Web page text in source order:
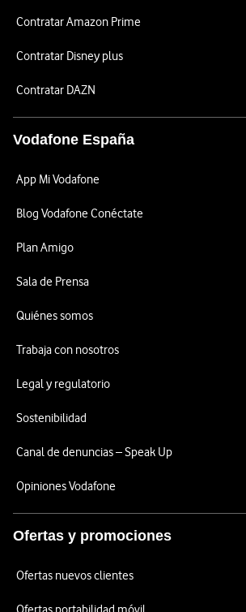
Contratar Amazon Prime
Contratar Disney plus
Contratar DAZN
Vodafone España
App Mi Vodafone
Blog Vodafone Conéctate
Plan Amigo
Sala de Prensa
Quiénes somos
Trabaja con nosotros
Legal y regulatorio
Sostenibilidad
Canal de denuncias – Speak Up
Opiniones Vodafone
Ofertas y promociones
Ofertas nuevos clientes